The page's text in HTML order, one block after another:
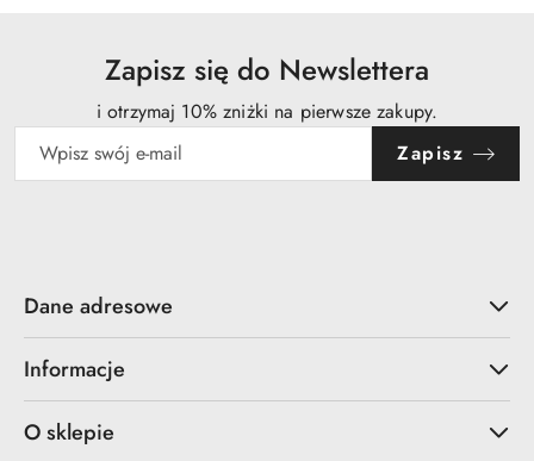
Zapisz się do Newslettera
i otrzymaj 10% zniżki na pierwsze zakupy.
Zapisz
Dane adresowe
Informacje
O sklepie